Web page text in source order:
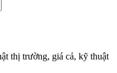
thị trường, giá cả, kỹ thuật